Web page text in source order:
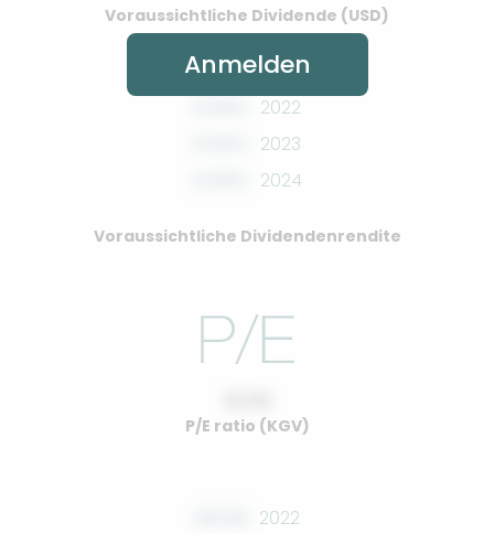
Voraussichtliche Dividende (USD)
2022
2023
2024
Voraussichtliche Dividendenrendite
P/E ratio (KGV)
2022
Anmelden